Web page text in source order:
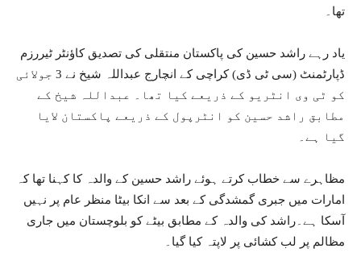
تھا۔
یاد رہے راشد حسین کی پاکستان منتقلی کی تصدیق کاؤنٹر ٹیررزم
ڈپارٹمنٹ (سی ٹی ڈی) کراچی کے انچارج عبداللہ شیخ نے 3 جولائی
کو ٹی وی انٹریو کے ذریعے کیا تھا۔ عبداللہ شیخ کے
مطابق راشد حسین کو انٹرپول کے ذریعے پاکستان لایا
گیا ہے۔
مظاہرے سے خطاب کرتے ہوئے راشد حسین کے والدہ کا کہنا تھا کہ
امارات میں جبری گمشدگی کے بعد سے انکا بیٹا منظر عام پر نہیں
آسکا ہے۔راشد کی والدہ کے مطابق بیٹے کو بلوچستان میں جاری
مظالم پر لب کشائی پر لاپتہ کیا گیا۔